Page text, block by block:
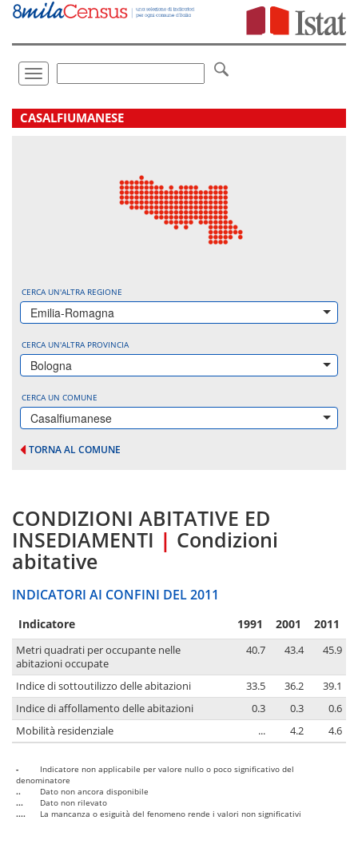
Vai
direttamente
Toggle
navigation
.
CASALFIUMANESE
CERCA UN'ALTRA REGIONE
Emilia-Romagna
CERCA UN'ALTRA PROVINCIA
Bologna
CERCA UN COMUNE
Casalfiumanese
TORNA AL COMUNE
CONDIZIONI ABITATIVE ED
INSEDIAMENTI | Condizioni
abitative
INDICATORI AI CONFINI DEL 2011
Indicatore 1991 2001 2011
Metri quadrati per occupante nelle
abitazioni occupate
40.7 43.4 45.9
Indice di sottoutilizzo delle abitazioni 33.5 36.2
39.1
Indice di affollamento delle abitazioni
0.3 0.3
0.6
Mobilità residenziale
... 4.2 4.6
-
Indicatore non applicabile per valore nullo o poco significativo del
denominatore
..
Dato non ancora disponibile
...
Dato non rilevato
....
La mancanza o esiguità del fenomeno rende i valori non significativi